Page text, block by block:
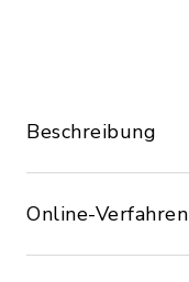
Beschreibung
Online-Verfahren